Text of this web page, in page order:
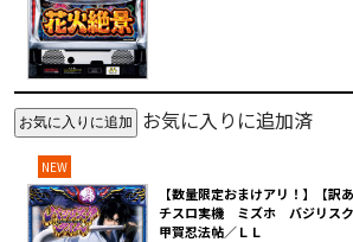
お気に入りに追加済
NEW
【数量限定おまけアリ！】【訳
チスロ実機 ミズホ バジリスク
甲賀忍法帖／ＬＬ